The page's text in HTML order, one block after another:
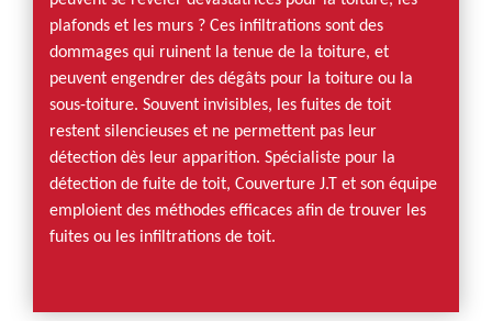
plafonds et les murs ? Ces infiltrations sont des
dommages qui ruinent la tenue de la toiture, et
peuvent engendrer des dégâts pour la toiture ou la
sous-toiture. Souvent invisibles, les fuites de toit
restent silencieuses et ne permettent pas leur
détection dès leur apparition. Spécialiste pour la
détection de fuite de toit, Couverture J.T et son équipe
emploient des méthodes efficaces afin de trouver les
fuites ou les infiltrations de toit.